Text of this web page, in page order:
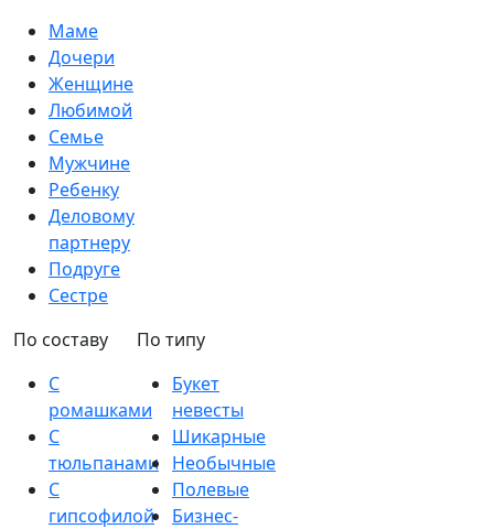
Маме
Дочери
Женщине
Любимой
Семье
Мужчине
Ребенку
Деловому
партнеру
Подруге
Сестре
По составу
С
ромашками
С
тюльпанами
С
гипсофилой
По типу
Букет
невесты
Шикарные
Необычные
Полевые
Бизнес-